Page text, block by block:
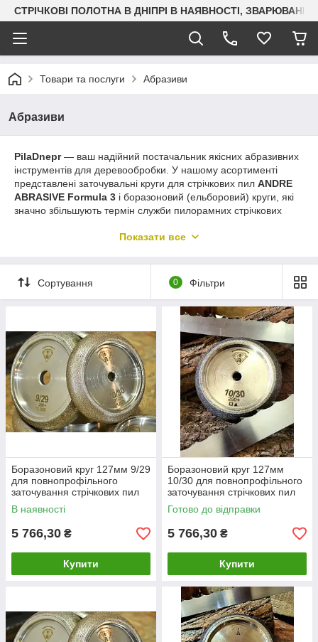
СТРІЧКОВІ ПОЛОТНА В ДНІПРІ В НАЯВНОСТІ,
Товари та послуги Абразиви
Абразиви
PilaDnepr— ваш надійний постачальник якісних абразивних
інструментів для деревообробки. У нашому асортименті
представлені заточувальні круги для стрічкових пил ANDRE
ABRASIVE Formula 3 і боразоновий (ельборовий) круги, які
значно збільшують термін служби пилорамних стрічкових
Чому обирають PilaDnepr
Якісна продукція:Заточувальні кругиANDRE
і боразонові круги розроблені для
професійної заточки та забезпечують високу точність і
довговічність.
Ми оперативно
відправляємо замовлення в будь-який регіон,
забезпечуючи їх безпечне та надійне пакування.
Економія для вашого виробництва:Наша
продукція продовжує термін служби пил, що дозволяє
скоротити витрати на заміну й обслуговування та
зменшити собівартість продукції.
Замовляйте абразивні круги на
PilaDneprта отримуйте
надійні інструменти для підвищення ефективності та
економічності вашого виробництва!
Показати все
Сортування 0 Фільтри
Боразоновий круг 127мм 9/29
для повнопрофільного
заточування стрічкових пил
В наявності
5 766,30 ₴
Купити
Боразоновий круг 127мм
10/30 для повнопрофільного
заточування стрічкових пил
Готово до відправки
5 766,30 ₴
Купити